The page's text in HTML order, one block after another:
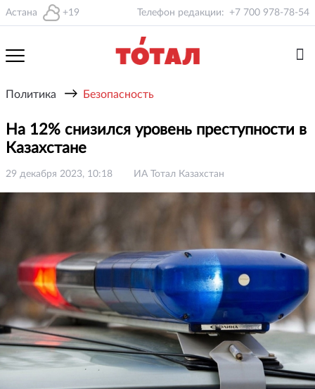
Астана +19 Телефон редакции: +7 700 978-78-54
Политика → Безопасность
На 12% снизился уровень преступности в
Казахстане
29 декабря 2023, 10:18 ИА Тотал Казахстан